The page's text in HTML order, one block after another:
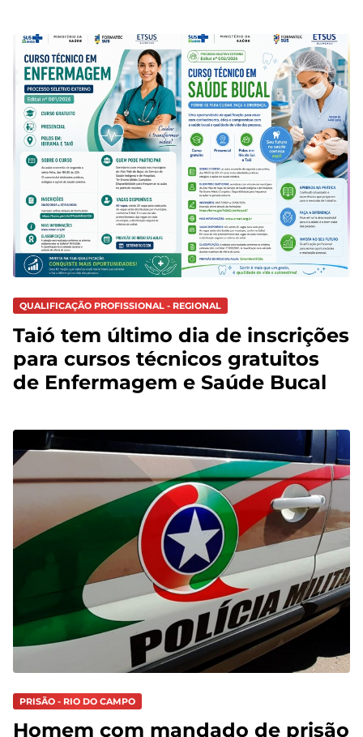
QUALIFICAÇÃO PROFISSIONAL - REGIONAL
Taió tem último dia de inscrições
para cursos técnicos gratuitos
de Enfermagem e Saúde Bucal
PRISÃO - RIO DO CAMPO
Homem com mandado de prisão